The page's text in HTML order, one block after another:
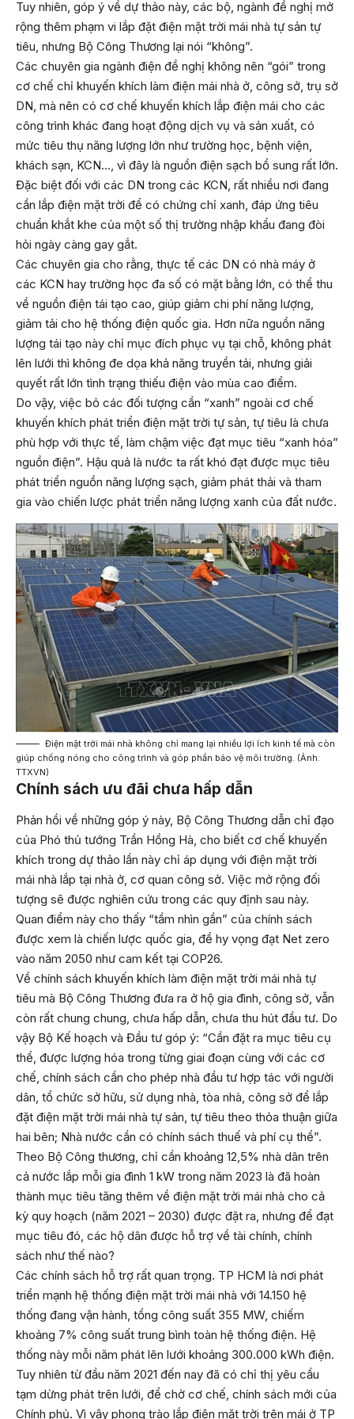
Tuy nhiên, góp ý về dự thảo này, các bộ, ngành đề nghị mở
rộng thêm phạm vi lắp đặt điện mặt trời mái nhà tự sản tự
tiêu, nhưng Bộ Công Thương lại nói “không”.
Các chuyên gia ngành điện đề nghị không nên “gói” trong
cơ chế chỉ khuyến khích làm điện mái nhà ở, công sở, trụ sở
DN, mà nên có cơ chế khuyến khích lắp điện mái cho các
công trình khác đang hoạt động dịch vụ và sản xuất, có
mức tiêu thụ năng lượng lớn như trường học, bệnh viện,
khách sạn, KCN…, vì đây là nguồn điện sạch bổ sung rất lớn.
Đặc biệt đối với các DN trong các KCN, rất nhiều nơi đang
cần lắp điện mặt trời để có chứng chỉ xanh, đáp ứng tiêu
chuẩn khắt khe của một số thị trường nhập khẩu đang đòi
hỏi ngày càng gay gắt.
Các chuyên gia cho rằng, thực tế các DN có nhà máy ở
các KCN hay trường học đa số có mặt bằng lớn, có thể thu
về nguồn điện tái tạo cao, giúp giảm chi phí năng lượng,
giảm tải cho hệ thống điện quốc gia. Hơn nữa nguồn năng
lượng tái tạo này chỉ mục đích phục vụ tại chỗ, không phát
lên lưới thì không đe dọa khả năng truyền tải, nhưng giải
quyết rất lớn tình trạng thiếu điện vào mùa cao điểm.
Do vậy, việc bỏ các đối tượng cần “xanh” ngoài cơ chế
khuyến khích phát triển điện mặt trời tự sản, tự tiêu là chưa
phù hợp với thực tế, làm chậm việc đạt mục tiêu “xanh hóa”
nguồn điện”. Hậu quả là nước ta rất khó đạt được mục tiêu
phát triển nguồn năng lượng sạch, giảm phát thải và tham
gia vào chiến lược phát triển năng lượng xanh của đất nước.
Điện mặt trời mái nhà không chỉ mang lại nhiều lợi ích kinh tế mà còn
giúp chống nóng cho công trình và góp phần bảo vệ môi trường. (Ảnh:
TTXVN)
Chính sách ưu đãi chưa hấp dẫn
Phản hồi về những góp ý này, Bộ Công Thương dẫn chỉ đạo
của Phó thủ tướng Trần Hồng Hà, cho biết cơ chế khuyến
khích trong dự thảo lần này chỉ áp dụng với điện mặt trời
mái nhà lắp tại nhà ở, cơ quan công sở. Việc mở rộng đối
tượng sẽ được nghiên cứu trong các quy định sau này.
Quan điểm này cho thấy “tầm nhìn gần” của chính sách
được xem là chiến lược quốc gia, để hy vọng đạt Net zero
vào năm 2050 như cam kết tại COP26.
Về chính sách khuyến khích làm điện mặt trời mái nhà tự
tiêu mà Bộ Công Thương đưa ra ở hộ gia đình, công sở, vẫn
còn rất chung chung, chưa hấp dẫn, chưa thu hút đầu tư. Do
vậy Bộ Kế hoạch và Đầu tư góp ý: “Cần đặt ra mục tiêu cụ
thể, được lượng hóa trong từng giai đoạn cùng với các cơ
chế, chính sách cần cho phép nhà đầu tư hợp tác với người
dân, tổ chức sở hữu, sử dụng nhà, tòa nhà, công sở để lắp
đặt điện mặt trời mái nhà tự sản, tự tiêu theo thỏa thuận giữa
hai bên; Nhà nước cần có chính sách thuế và phí cụ thể”.
Theo Bộ Công thương, chỉ cần khoảng 12,5% nhà dân trên
cả nước lắp mỗi gia đình 1 kW trong năm 2023 là đã hoàn
thành mục tiêu tăng thêm về điện mặt trời mái nhà cho cả
kỳ quy hoạch (năm 2021 – 2030) được đặt ra, nhưng để đạt
mục tiêu đó, các hộ dân được hỗ trợ về tài chính, chính
sách như thế nào?
Các chính sách hỗ trợ rất quan trọng. TP HCM là nơi phát
triển mạnh hệ thống điện mặt trời mái nhà với 14.150 hệ
thống đang vận hành, tổng công suất 355 MW, chiếm
khoảng 7% công suất trung bình toàn hệ thống điện. Hệ
thống này mỗi năm phát lên lưới khoảng 300.000 kWh điện.
Tuy nhiên từ đầu năm 2021 đến nay đã có chỉ thị yêu cầu
tạm dừng phát trên lưới, để chờ cơ chế, chính sách mới của
Chính phủ. Vì vậy phong trào lắp điện mặt trời trên mái ở TP